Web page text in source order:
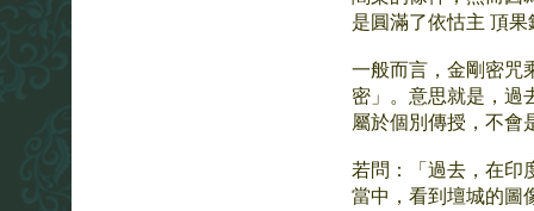
是圓滿了依怙主 頂
一般而言，金剛密咒
密」。意思就是，過
屬於個別傳授，不會
若問：「過去，在印
當中，看到壇城的圖